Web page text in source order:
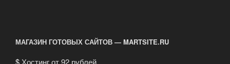
МАГАЗИН ГОТОВЫХ САЙТОВ — MARTSITE.RU
$ Хостинг от 92 рублей